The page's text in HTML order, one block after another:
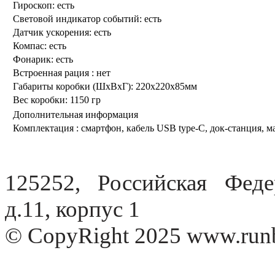
Гироскоп: есть
Световой индикатор событий: есть
Датчик ускорения: есть
Компас: есть
Фонарик: есть
Встроенная рация : нет
Габариты коробки (ШхВхГ): 220x220x85мм
Вес коробки: 1150 гр
Дополнительная информация
Комплектация : смартфон, кабель USB type-C, док-станция,
125252, Российская
д.11, корпус 1
© CopyRight 2025